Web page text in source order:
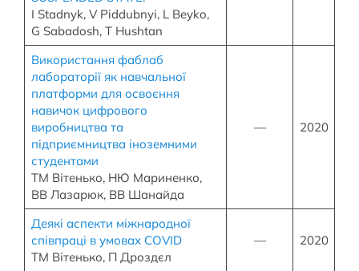
I Stadnyk, V Piddubnyi, L Beyko,
G Sabadosh, T Hushtan
Використання фаблаб
лабораторії як навчальної
платформи для освоєння
навичок цифрового
виробництва та
підприємництва іноземними
студентами
ТМ Вітенько, НЮ Мариненко,
ВВ Лазарюк, ВВ Шанайда
— 2020
Деякі аспекти міжнародної
співпраці в умовах COVID
ТМ Вітенько, П Дроздєл
— 2020